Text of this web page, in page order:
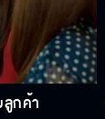
ลูกค้า